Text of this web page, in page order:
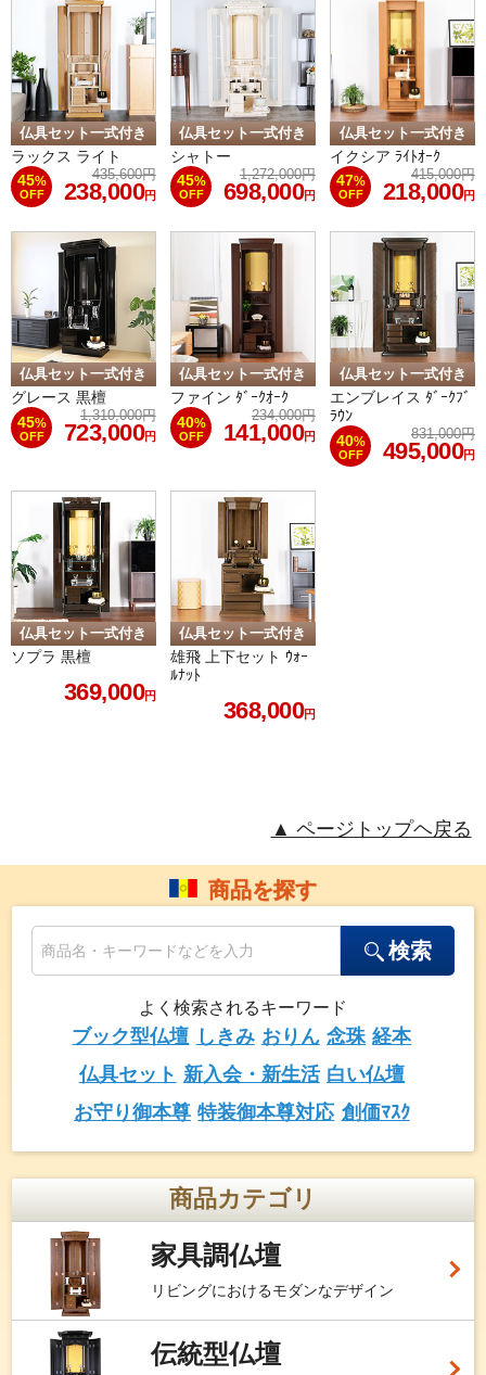
▲ ページトップヘ戻る
商品を探す
検索
よく検索されるキーワード
ブック型仏壇 しきみ おりん 念珠 経本
仏具セット 新入会・新生活 白い仏壇
お守り御本尊 特装御本尊対応 創価ﾏｽｸ
商品カテゴリ
家具調仏壇
リビングにおけるモダンなデザイン
伝統型仏壇